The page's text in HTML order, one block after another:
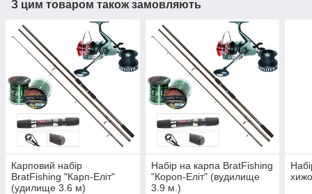
З цим товаром також замовляють
Карповий набір
BratFishing "Карп-Еліт"
(удилище 3.6 м)
Набір на карпа BratFishing
"Короп-Еліт" (вудилище
3.9 м.)